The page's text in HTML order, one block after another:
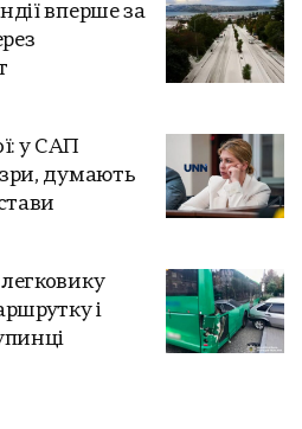
вперше за
у САП
думають
і